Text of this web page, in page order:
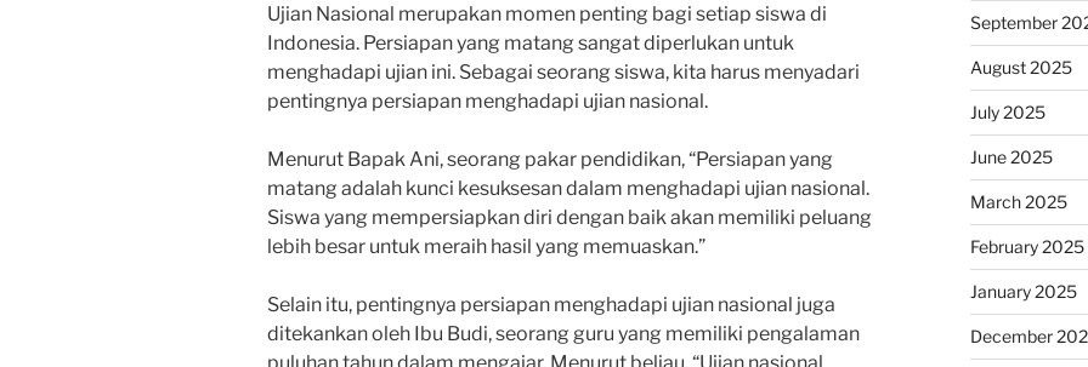
Ujian Nasional merupakan momen penting bagi setiap siswa di
Indonesia. Persiapan yang matang sangat diperlukan untuk
menghadapi ujian ini. Sebagai seorang siswa, kita harus menyadari
pentingnya persiapan menghadapi ujian nasional.
Menurut Bapak Ani, seorang pakar pendidikan, “Persiapan yang
matang adalah kunci kesuksesan dalam menghadapi ujian nasional.
Siswa yang mempersiapkan diri dengan baik akan memiliki peluang
lebih besar untuk meraih hasil yang memuaskan.”
Selain itu, pentingnya persiapan menghadapi ujian nasional juga
ditekankan oleh Ibu Budi, seorang guru yang memiliki pengalaman
September
August 2025
July 2025
June 2025
March 2025
February 2025
January 2025
December